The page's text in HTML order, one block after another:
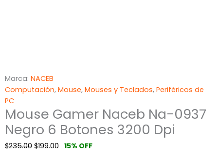
Marca: NACEB
Computación, Mouse, Mouses y Teclados, Periféricos de
PC
Mouse Gamer Naceb Na-0937
Negro 6 Botones 3200 Dpi
$235.00 $199.00 15% OFF